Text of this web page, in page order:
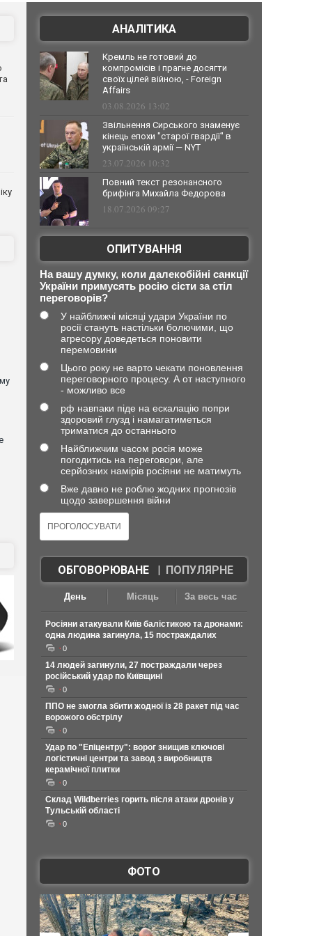
АНАЛІТИКА
Кремль не готовий до
компромісів і прагне досягти
своїх цілей війною, - Foreign
Affairs
03.08.2026 13:02
Звільнення Сирського знаменує
кінець епохи "старої гвардії" в
українській армії — NYT
23.07.2026 10:32
Повний текст резонансного
брифінга Михайла Федорова
18.07.2026 09:27
ОПИТУВАННЯ
На вашу думку, коли далекобійні санкції
України примусять росію сісти за стіл
переговорів?
У найближчі місяці удари України по
росії стануть настільки болючими, що
агресору доведеться поновити
перемовини
Цього року не варто чекати поновлення
переговорного процесу. А от наступного
- можливо все
рф навпаки піде на ескалацію попри
здоровий глузд і намагатиметься
триматися до останнього
Найближчим часом росія може
погодитись на переговори, але
серйозних намірів росіяни не матимуть
Вже давно не роблю жодних прогнозів
щодо завершення війни
ОБГОВОРЮВАНЕ| ПОПУЛЯРНЕ
День Місяць За весь час
Росіяни атакували Київ балістикою та дронами:
одна людина загинула, 15 постраждалих
0
14 людей загинули, 27 постраждали через
російський удар по Київщині
0
ППО не змогла збити жодної із 28 ракет під час
ворожого обстрілу
0
Удар по "Епіцентру": ворог знищив ключові
логістичні центри та завод з виробництв
керамічної плитки
0
Склад Wildberries горить після атаки дронів у
Тульській області
0
ФОТО